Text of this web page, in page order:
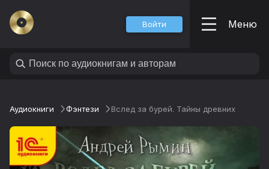
Войти Меню
Аудиокниги Фэнтези Вслед за бурей. Тайны древних